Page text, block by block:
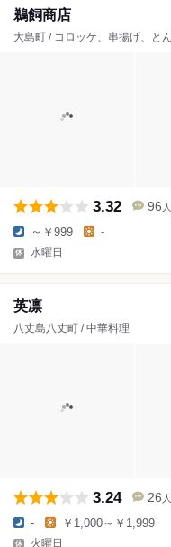
鵜飼商店
大島町 / コロッケ、串揚げ、と
3.32 96 人
～￥999 -
水曜日
英凛
八丈島八丈町 / 中華料理
3.24 26 人
- ￥1,000～￥1,999
火曜日